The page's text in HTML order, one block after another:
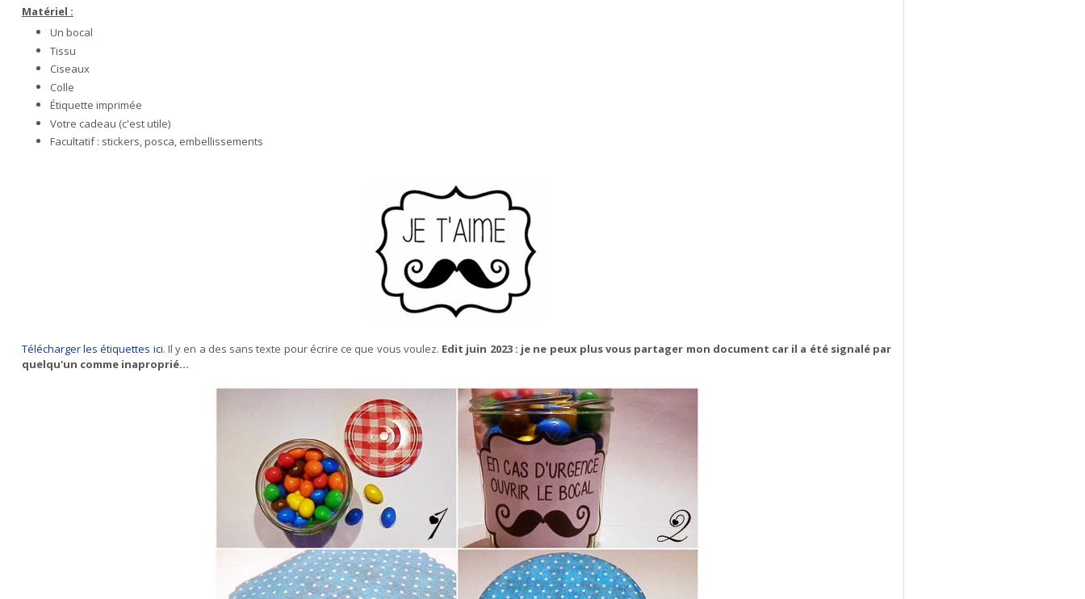
Matériel :
Un bocal
Tissu
Ciseaux
Colle
Étiquette imprimée
Votre cadeau (c'est utile)
Facultatif : stickers, posca, embellissements
Télécharger les étiquettes ici. Il y en a des sans texte pour écrire ce que vous voulez. Edit juin 2023 : je ne peux plus vous partager mon document car il a été signalé par
quelqu'un comme inaproprié...